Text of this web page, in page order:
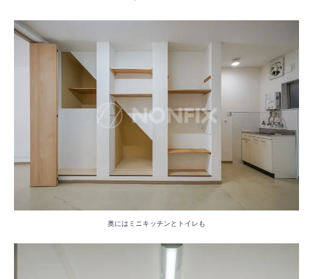
奥にはミニキッチンとトイレも